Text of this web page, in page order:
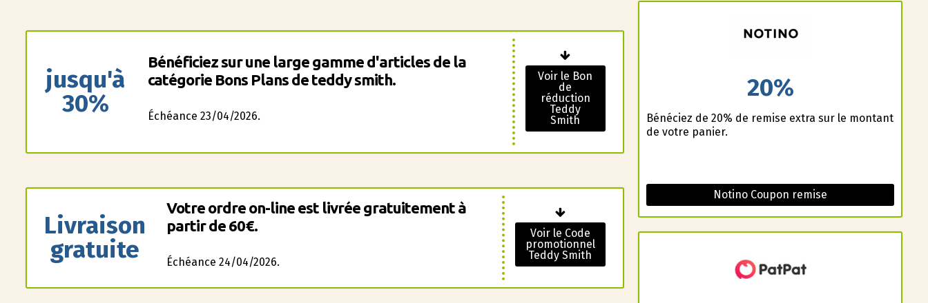
jusqu'à
30%
Bénéficiez sur une large gamme d'articles de la
catégorie Bons Plans de teddy smith.
Échéance 23/04/2026.
Voir le Bon
de
réduction
Teddy
Smith
Livraison
gratuite
Votre ordre on-line est livrée gratuitement à
partir de 60€.
Échéance 24/04/2026.
Voir le Code
promotionnel
Teddy Smith
20%
Bénéficiez de 20% de remise extra sur le montant
de votre panier.
Notino Coupon remise